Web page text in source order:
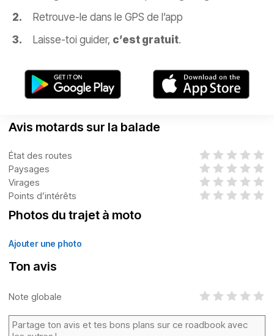
Retrouve-le dans le GPS de l’app
Laisse-toi guider, c’est gratuit.
Avis motards sur la balade
État des routes
Paysages
Virages
Points d’intérêts
Photos du trajet à moto
Ajouter une photo
Ton avis
Note globale